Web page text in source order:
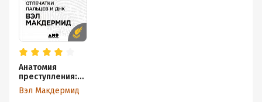
Анатомия
преступления:
Что могут
рассказать
Вэл Макдермид